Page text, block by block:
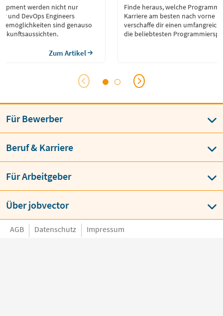
werden nicht nur
und DevOps Engineers
sind genauso
Zum Artikel
Finde heraus, welche
Karriere am besten nach vorne
verschaffe dir einen
die beliebtesten
Für Bewerber
Beruf & Karriere
Für Arbeitgeber
Über jobvector
AGB Datenschutz Impressum